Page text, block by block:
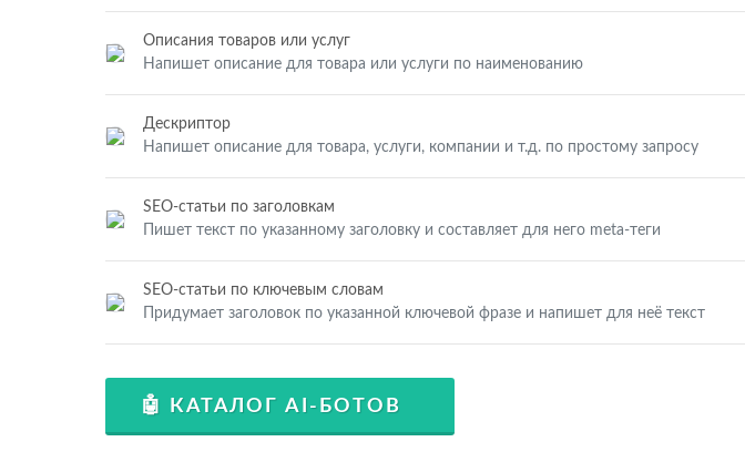
Описания товаров или услуг
Напишет описание для товара или услуги по наименованию
Дескриптор
Напишет описание для товара, услуги, компании и т.д. по простому запросу
SEO-статьи по заголовкам
Пишет текст по указанному заголовку и составляет для него meta-теги
SEO-статьи по ключевым словам
Придумает заголовок по указанной ключевой фразе и напишет для неё текст
🤖 КАТАЛОГ AI-БОТОВ